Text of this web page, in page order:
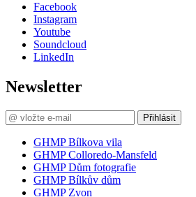
Facebook
Instagram
Youtube
Soundcloud
LinkedIn
Newsletter
Přihlásit
GHMP Bílkova vila
GHMP Colloredo-Mansfeld
GHMP Dům fotografie
GHMP Bílkův dům
GHMP Zvon